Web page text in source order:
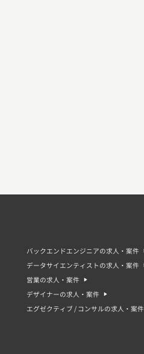
バックエンドエンジニアの求人・案件
データサイエンティストの求人・案件
営業の求人・案件
デザイナーの求人・案件
エグゼクティブ / コンサルの求人・案件